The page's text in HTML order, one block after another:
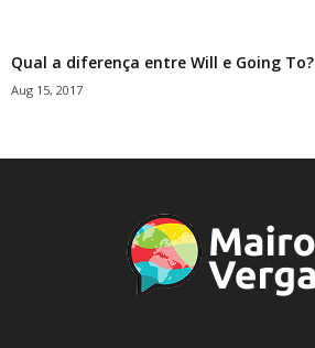
Qual a diferença entre Will e Going To?
Aug 15, 2017